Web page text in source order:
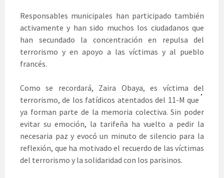
Responsables municipales han participado también
activamente y han sido muchos los ciudadanos que
han secundado la concentración en repulsa del
terrorismo y en apoyo a las víctimas y al pueblo
francés.
Como se recordará, Zaira Obaya, es víctima del
terrorismo, de los fatídicos atentados del 11-M que
ya forman parte de la memoria colectiva. Sin poder
evitar su emoción, la tarifeña ha vuelto a pedir la
necesaria paz y evocó un minuto de silencio para la
reflexión, que ha motivado el recuerdo de las víctimas
del terrorismo y la solidaridad con los parisinos.